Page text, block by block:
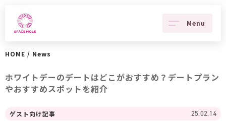
Menu
HOME / News
ホワイトデーのデートはどこがおすすめ？デートプラン
やおすすめスポットを紹介
ゲスト向け記事 25.02.14